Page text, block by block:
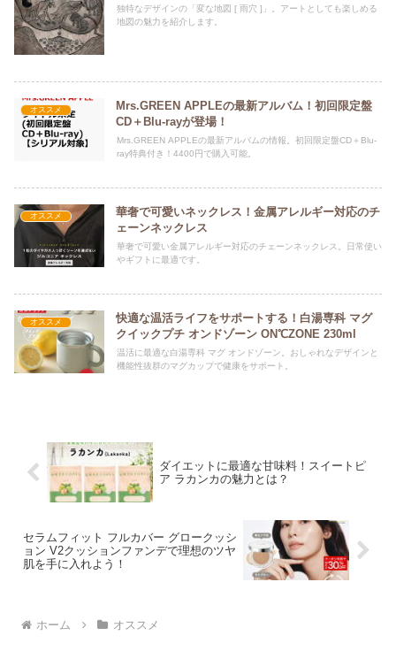
独特なデザインの「変な地図 [ 雨穴 ]」。アートとしても楽しめる
地図の魅力を紹介します。
オススメ
Mrs.GREEN APPLEの最新アルバム！初回限定盤
CD＋Blu-rayが登場！
Mrs.GREEN APPLEの最新アルバムの情報。初回限定盤CD＋Blu-
ray特典付き！4400円で購入可能。
オススメ
華奢で可愛いネックレス！金属アレルギー対応のチ
ェーンネックレス
華奢で可愛い金属アレルギー対応のチェーンネックレス。日常使い
やギフトに最適です。
オススメ
快適な温活ライフをサポートする！白湯専科 マグ
クイックプチ オンドゾーン ON℃ZONE 230ml
温活に最適な白湯専科 マグ オンドゾーン。おしゃれなデザインと
機能性抜群のマグカップで健康をサポート。
ダイエットに最適な甘味料！スイートピ
ア ラカンカの魅力とは？
セラムフィット フルカバー グロークッシ
ョン V2クッションファンデで理想のツヤ
肌を手に入れよう！
ホーム オススメ